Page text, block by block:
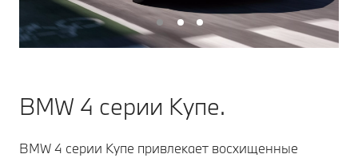
BMW 4 серии Купе.
BMW 4 серии Купе привлекает восхищенные